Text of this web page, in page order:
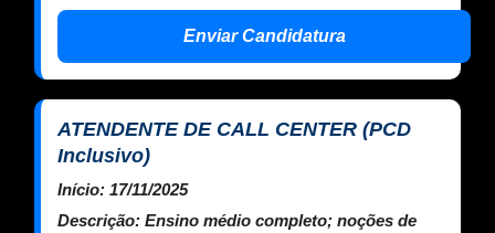
Enviar Candidatura
ATENDENTE DE CALL CENTER (PCD
Inclusivo)
Início: 17/11/2025
Descrição: Ensino médio completo; noções de